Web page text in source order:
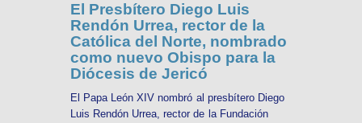
El Presbítero Diego Luis
Rendón Urrea, rector de la
Católica del Norte, nombrado
como nuevo Obispo para la
Diócesis de Jericó
El Papa León XIV nombró al presbítero Diego
Luis Rendón Urrea, rector de la Fundación